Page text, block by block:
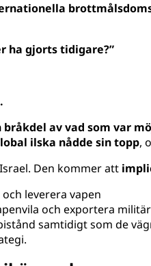
ha gjorts tidigare?”
bråkdel av vad som var
ilska nådde sin topp,
Den kommer att
leverera vapen
och exportera
samtidigt som de